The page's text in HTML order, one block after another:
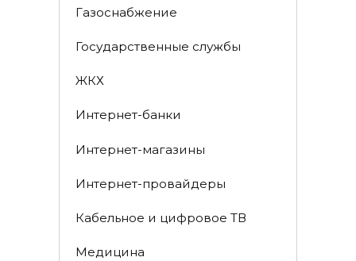
Газоснабжение
Государственные службы
ЖКХ
Интернет-банки
Интернет-магазины
Интернет-провайдеры
Кабельное и цифровое ТВ
Медицина